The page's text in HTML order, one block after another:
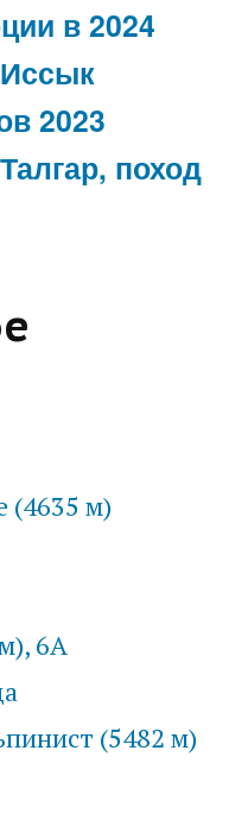
в 2024
2023
поход
(4635 м)
6А
(5482 м)